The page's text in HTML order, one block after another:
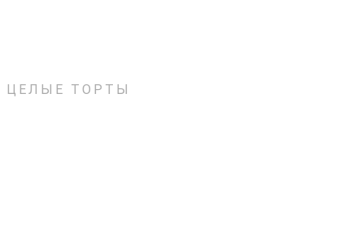
ЦЕЛЫЕ ТОРТЫ